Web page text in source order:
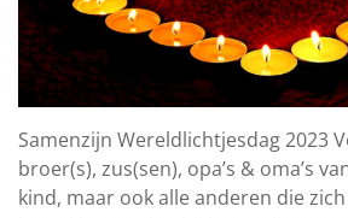
Samenzijn Wereldlichtjesdag 2023
broer(s), zus(sen), opa’s & oma’s
kind, maar ook alle anderen die